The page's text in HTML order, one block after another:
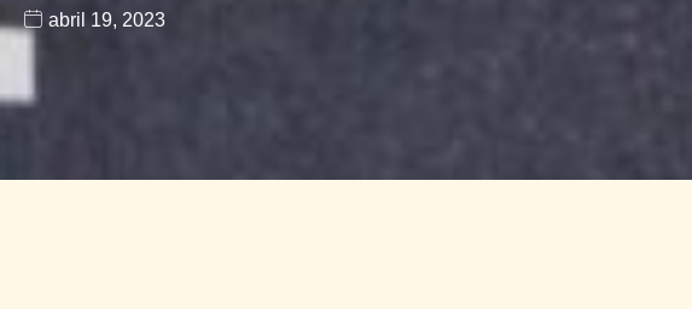
abril 19, 2023